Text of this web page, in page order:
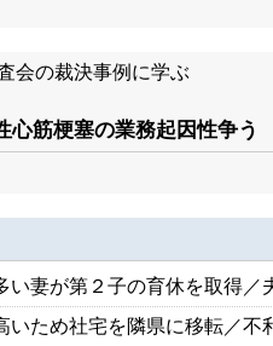
会の裁決事例に学ぶ
心筋梗塞の業務起因性争う
い妻が第２子の育休を取得／
いため社宅を隣県に移転／不